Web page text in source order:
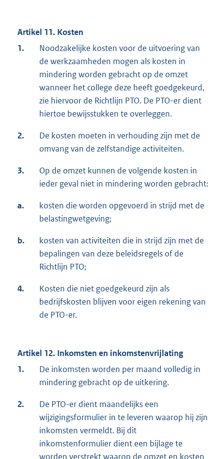
Artikel 11. Kosten
1.
Noodzakelijke kosten voor de uitvoering van
de werkzaamheden mogen als kosten in
mindering worden gebracht op de omzet
wanneer het college deze heeft goedgekeurd,
zie hiervoor de Richtlijn PTO. De PTO-er dient
hiertoe bewijsstukken te overleggen.
2.
De kosten moeten in verhouding zijn met de
omvang van de zelfstandige activiteiten.
3.
Op de omzet kunnen de volgende kosten in
ieder geval niet in mindering worden gebracht:
a.
kosten die worden opgevoerd in strijd met de
belastingwetgeving;
b.
kosten van activiteiten die in strijd zijn met de
bepalingen van deze beleidsregels of de
Richtlijn PTO;
4.
Kosten die niet goedgekeurd zijn als
bedrijfskosten blijven voor eigen rekening van
de PTO-er.
Artikel 12. Inkomsten en inkomstenvrijlating
1.
De inkomsten worden per maand volledig in
mindering gebracht op de uitkering.
2.
De PTO-er dient maandelijks een
wijzigingsformulier in te leveren waarop hij zijn
inkomsten vermeldt. Bij dit
inkomstenformulier dient een bijlage te
worden verstrekt waarop de omzet en kosten